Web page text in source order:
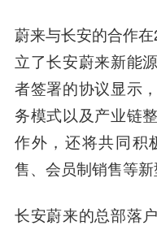
蔚来与长安的合作
立了长安蔚来新能
者签署的协议显示
务模式以及产业链
作外，还将共同积
售、会员制销售等新
长安蔚来的总部落